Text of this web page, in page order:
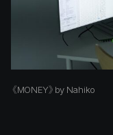
《MONEY》by Nahiko